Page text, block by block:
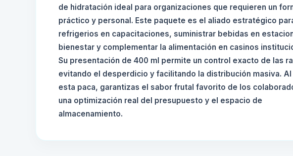
de hidratación ideal para organizaciones que requieren un
práctico y personal. Este paquete es el aliado estratégico
refrigerios en capacitaciones, suministrar bebidas en
bienestar y complementar la alimentación en casinos
Su presentación de 400 ml permite un control exacto de las
evitando el desperdicio y facilitando la distribución masiva.
esta paca, garantizas el sabor frutal favorito de los
una optimización real del presupuesto y el espacio de
almacenamiento.